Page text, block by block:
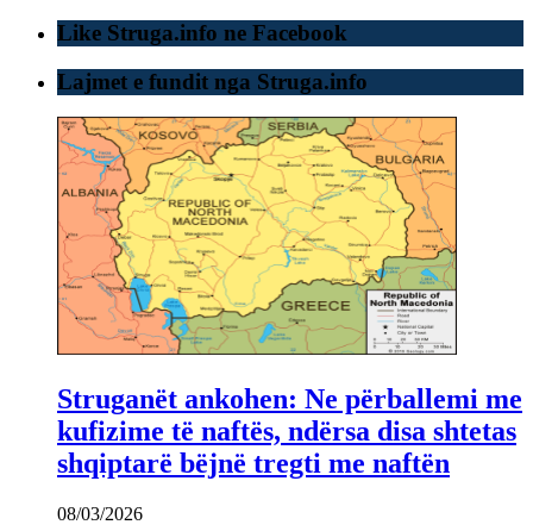
Like Struga.info ne Facebook
Lajmet e fundit nga Struga.info
Struganët ankohen: Ne përballemi me
kufizime të naftës, ndërsa disa shtetas
shqiptarë bëjnë tregti me naftën
08/03/2026